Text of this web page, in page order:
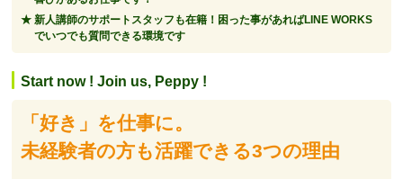
新人講師のサポートスタッフも在籍！困った事があればLINE WORKS
でいつでも質問できる環境です
Start now ! Join us, Peppy !
「好き」を仕事に。
未経験者の方も活躍できる3つの理由